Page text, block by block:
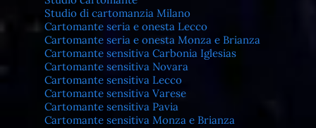
Studio di cartomanzia Milano
Cartomante seria e onesta Lecco
Cartomante seria e onesta Monza e Brianza
Cartomante sensitiva Carbonia Iglesias
Cartomante sensitiva Novara
Cartomante sensitiva Lecco
Cartomante sensitiva Varese
Cartomante sensitiva Pavia
Cartomante sensitiva Monza e Brianza